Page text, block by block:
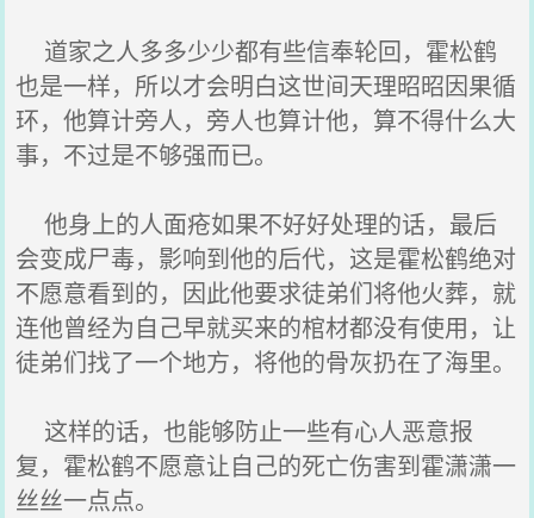
道家之人多多少少都有些信奉轮回，霍松鹤
也是一样，所以才会明白这世间天理昭昭因果循
环，他算计旁人，旁人也算计他，算不得什么大
事，不过是不够强而已。
他身上的人面疮如果不好好处理的话，最后
会变成尸毒，影响到他的后代，这是霍松鹤绝对
不愿意看到的，因此他要求徒弟们将他火葬，就
连他曾经为自己早就买来的棺材都没有使用，让
徒弟们找了一个地方，将他的骨灰扔在了海里。
这样的话，也能够防止一些有心人恶意报
复，霍松鹤不愿意让自己的死亡伤害到霍潇潇一
丝丝一点点。